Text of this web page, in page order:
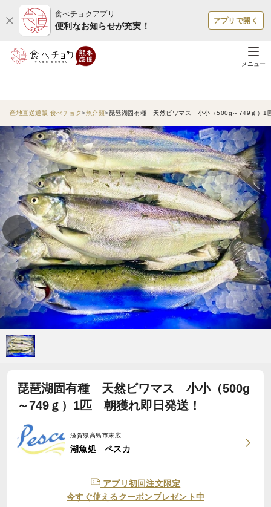
食べチョクアプリ
便利なお知らせが充実！
アプリで開く
メニュー
産地直送通販 食べチョク 魚介類 琵琶湖固有種 天然ビワマス 小小（500g～749ｇ）1
琵琶湖固有種 天然ビワマス 小小（500g
～749ｇ）1匹 朝獲れ即日発送！
滋賀県高島市末広
湖魚処 ペスカ
アプリ初回注文限定
今すぐ使えるクーポンプレゼント中